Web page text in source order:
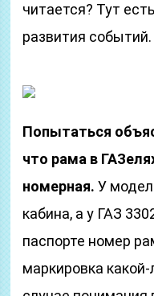
читается? Тут
развития событий.
Попытаться
что рама в
номерная. У
кабина, а у ГАЗ
паспорте номер
маркировка какой-